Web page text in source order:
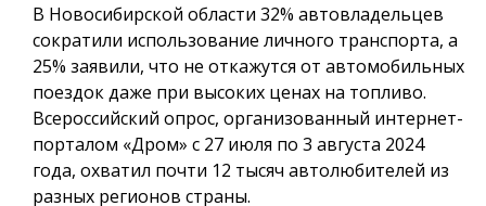
В Новосибирской области 32% автовладельцев
сократили использование личного транспорта, а
25% заявили, что не откажутся от автомобильных
поездок даже при высоких ценах на топливо.
Всероссийский опрос, организованный интернет-
порталом «Дром» с 27 июля по 3 августа 2024
года, охватил почти 12 тысяч автолюбителей из
разных регионов страны.